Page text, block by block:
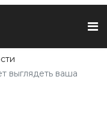
выглядеть ваша